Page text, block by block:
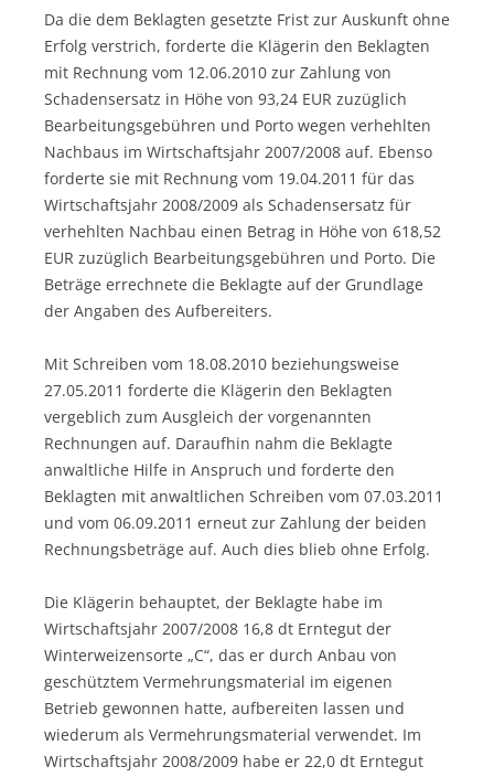
Da die dem Beklagten gesetzte Frist zur Auskunft ohne
Erfolg verstrich, forderte die Klägerin den Beklagten
mit Rechnung vom 12.06.2010 zur Zahlung von
Schadensersatz in Höhe von 93,24 EUR zuzüglich
Bearbeitungsgebühren und Porto wegen verhehlten
Nachbaus im Wirtschaftsjahr 2007/2008 auf. Ebenso
forderte sie mit Rechnung vom 19.04.2011 für das
Wirtschaftsjahr 2008/2009 als Schadensersatz für
verhehlten Nachbau einen Betrag in Höhe von 618,52
EUR zuzüglich Bearbeitungsgebühren und Porto. Die
Beträge errechnete die Beklagte auf der Grundlage
der Angaben des Aufbereiters.
Mit Schreiben vom 18.08.2010 beziehungsweise
27.05.2011 forderte die Klägerin den Beklagten
vergeblich zum Ausgleich der vorgenannten
Rechnungen auf. Daraufhin nahm die Beklagte
anwaltliche Hilfe in Anspruch und forderte den
Beklagten mit anwaltlichen Schreiben vom 07.03.2011
und vom 06.09.2011 erneut zur Zahlung der beiden
Rechnungsbeträge auf. Auch dies blieb ohne Erfolg.
Die Klägerin behauptet, der Beklagte habe im
Wirtschaftsjahr 2007/2008 16,8 dt Erntegut der
Winterweizensorte „C“, das er durch Anbau von
geschütztem Vermehrungsmaterial im eigenen
Betrieb gewonnen hatte, aufbereiten lassen und
wiederum als Vermehrungsmaterial verwendet. Im
Wirtschaftsjahr 2008/2009 habe er 22,0 dt Erntegut